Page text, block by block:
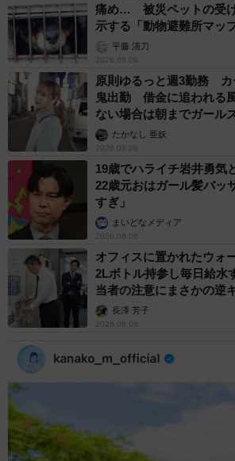
痛め… 被災ペットの受
示する「動物避難所マッ
平藤 清刀
2026.08.08
原則ゆるっと週3勤務 カ
鬼出勤 借金に追われる
ない場合は朝までガール
ストに取材】
たかなし 亜妖
2026.08.08
19歳でハライチ岩井勇気
22歳元おはガール髪バッ
すぎ」
まいどなメディア
2026.08.08
オフィスに置かれたウ
2Lボトル持参し毎日給水
当者の注意にまさかの逆
説】長澤 芳子
2026.08.08